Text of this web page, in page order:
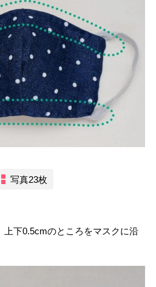
写真23枚
上下0.5cmのところをマスクに沿